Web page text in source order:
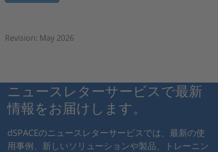
Revision: May 2026
ニュースレターサービスで最新
情報をお届けします。
dSPACEのニュースレターサービスでは、最新の使
用事例、新しいソリューションや製品、トレーニン